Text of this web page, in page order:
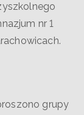
nr 1
grupy